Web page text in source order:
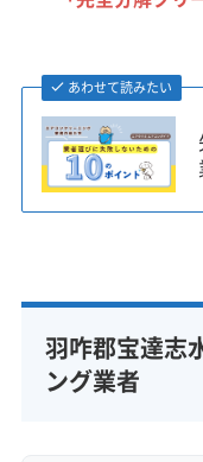
あわせて読みたい
羽咋郡宝達志
ング業者